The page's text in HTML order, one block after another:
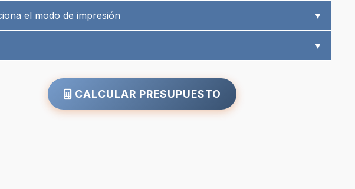
el modo de impresión ▼
▼
CALCULAR PRESUPUESTO